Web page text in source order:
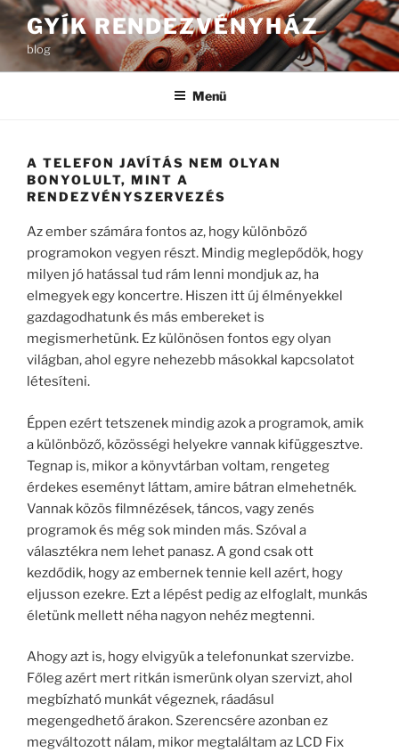
Tartalomhoz
GYÍK RENDEZVÉNYHÁZ
blog
Menü
A TELEFON JAVÍTÁS NEM OLYAN
BONYOLULT, MINT A
RENDEZVÉNYSZERVEZÉS
Az ember számára fontos az, hogy különböző
programokon vegyen részt. Mindig meglepődök, hogy
milyen jó hatással tud rám lenni mondjuk az, ha
elmegyek egy koncertre. Hiszen itt új élményekkel
gazdagodhatunk és más embereket is
megismerhetünk. Ez különösen fontos egy olyan
világban, ahol egyre nehezebb másokkal kapcsolatot
létesíteni.
Éppen ezért tetszenek mindig azok a programok, amik
a különböző, közösségi helyekre vannak kifüggesztve.
Tegnap is, mikor a könyvtárban voltam, rengeteg
érdekes eseményt láttam, amire bátran elmehetnék.
Vannak közös filmnézések, táncos, vagy zenés
programok és még sok minden más. Szóval a
választékra nem lehet panasz. A gond csak ott
kezdődik, hogy az embernek tennie kell azért, hogy
eljusson ezekre. Ezt a lépést pedig az elfoglalt, munkás
életünk mellett néha nagyon nehéz megtenni.
Ahogy azt is, hogy elvigyük a telefonunkat szervizbe.
Főleg azért mert ritkán ismerünk olyan szervizt, ahol
megbízható munkát végeznek, ráadásul
megengedhető árakon. Szerencsére azonban ez
megváltozott nálam, mikor megtaláltam az LCD Fix